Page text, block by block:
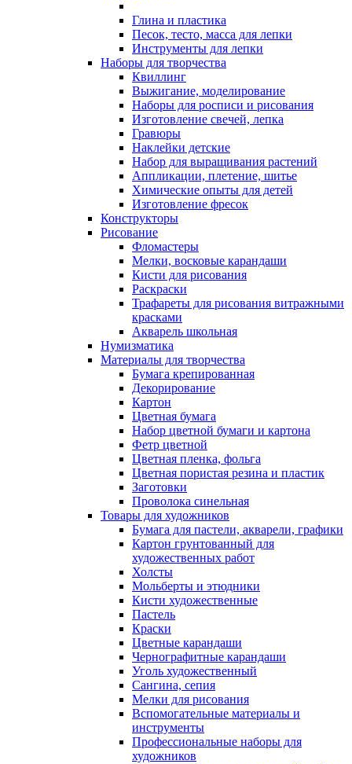
Глина и пластика
Песок, тесто, масса для лепки
Инструменты для лепки
Наборы для творчества
Квиллинг
Выжигание, моделирование
Наборы для росписи и рисования
Изготовление свечей, лепка
Гравюры
Наклейки детские
Набор для выращивания растений
Аппликации, плетение, шитье
Химические опыты для детей
Изготовление фресок
Конструкторы
Рисование
Фломастеры
Мелки, восковые карандаши
Кисти для рисования
Раскраски
Трафареты для рисования витражными
красками
Акварель школьная
Нумизматика
Материалы для творчества
Бумага крепированная
Декорирование
Картон
Цветная бумага
Набор цветной бумаги и картона
Фетр цветной
Цветная пленка, фольга
Цветная пористая резина и пластик
Заготовки
Проволока синельная
Товары для художников
Бумага для пастели, акварели, графики
Картон грунтованный для
художественных работ
Холсты
Мольберты и этюдники
Кисти художественные
Пастель
Краски
Цветные карандаши
Чернографитные карандаши
Уголь художественный
Сангина, сепия
Мелки для рисования
Вспомогательные материалы и
инструменты
Профессиональные наборы для
художников